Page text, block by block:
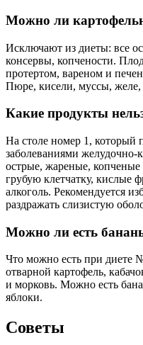
Можно ли
Исключают из диеты: все
консервы, копчености.
протертом, вареном и
Пюре, кисели, муссы, желе,
Какие продукты
На столе номер 1, который
заболеваниями желудочно-
острые, жареные,
грубую клетчатку, кислые
алкоголь. Рекомендуется
раздражать слизистую
Можно ли есть
Что можно есть при диете
отварной картофель,
и морковь. Можно есть
яблоки.
Советы